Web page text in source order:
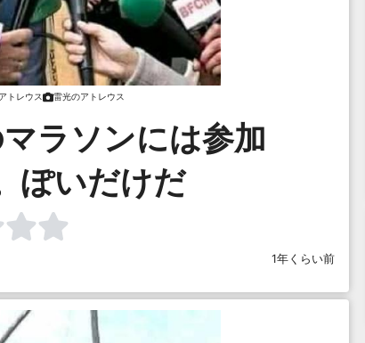
トレウス 雷光のアトレウス
ラソンには参加
ぽいだけだ
1年くらい前